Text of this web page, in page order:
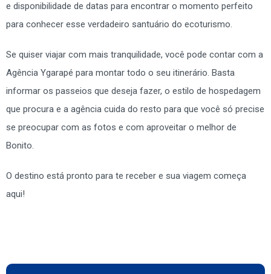
e disponibilidade de datas para encontrar o momento perfeito
para conhecer esse verdadeiro santuário do ecoturismo.
Se quiser viajar com mais tranquilidade, você pode contar com a
Agência Ygarapé para montar todo o seu itinerário. Basta
informar os passeios que deseja fazer, o estilo de hospedagem
que procura e a agência cuida do resto para que você só precise
se preocupar com as fotos e com aproveitar o melhor de
Bonito.
O destino está pronto para te receber e sua viagem começa
aqui!